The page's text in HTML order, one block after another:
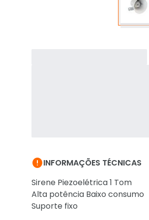
INFORMAÇÕES TÉCNICAS
Sirene Piezoelétrica 1 Tom
Alta potência Baixo consumo
Suporte fixo